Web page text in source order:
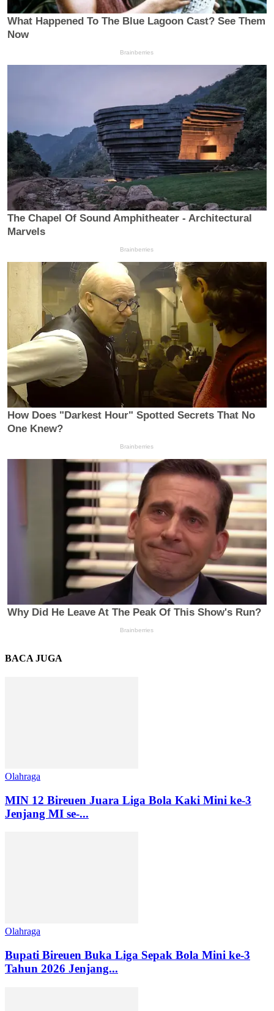
BACA JUGA
Olahraga
MIN 12 Bireuen Juara Liga Bola Kaki Mini ke-3
Jenjang MI se-...
Olahraga
Bupati Bireuen Buka Liga Sepak Bola Mini ke-3
Tahun 2026 Jenjang...